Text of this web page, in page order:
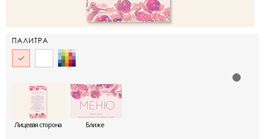
ПАЛИТРА
Лицевая сторона Ближе